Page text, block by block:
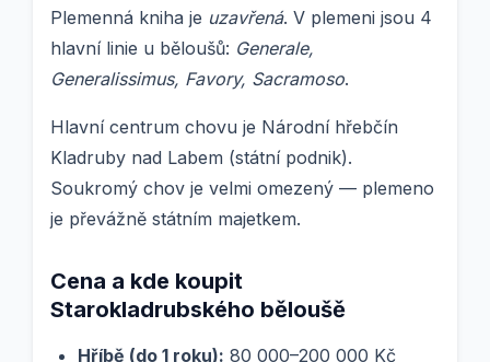
Plemenná kniha je uzavřená. V plemeni jsou 4
hlavní linie u běloušů: Generale,
Generalissimus, Favory, Sacramoso.
Hlavní centrum chovu je Národní hřebčín
Kladruby nad Labem (státní podnik).
Soukromý chov je velmi omezený — plemeno
je převážně státním majetkem.
Cena a kde koupit
Starokladrubského běloušě
Hříbě (do 1 roku): 80 000–200 000 Kč